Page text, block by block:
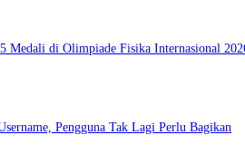
Medali di Olimpiade Fisika Internasional
Pengguna Tak Lagi Perlu Bagikan